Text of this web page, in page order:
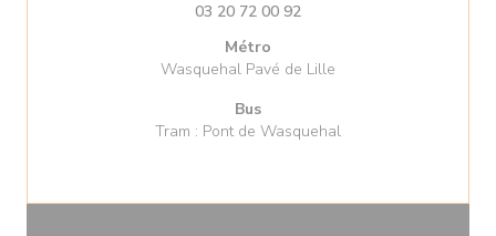
03 20 72 00 92
Métro
Wasquehal Pavé de Lille
Bus
Tram : Pont de Wasquehal